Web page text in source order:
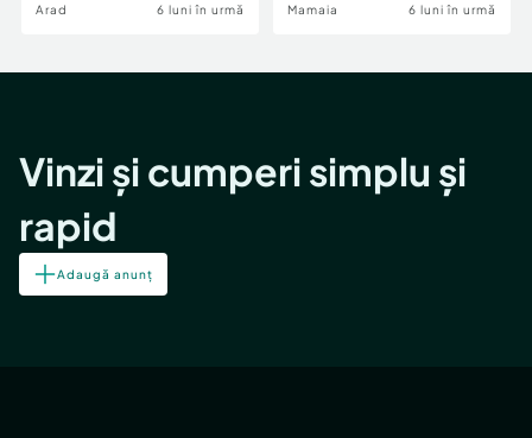
Arad 6 luni în urmă Mamaia 6 luni în urmă
Vinzi și cumperi simplu și
rapid
Adaugă anunț